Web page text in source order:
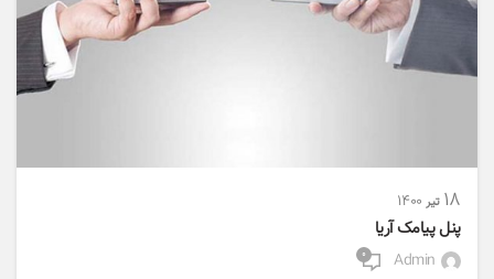
۱۸ تیر ۱۴۰۰
پنل پیامک آریا
Admin ۰